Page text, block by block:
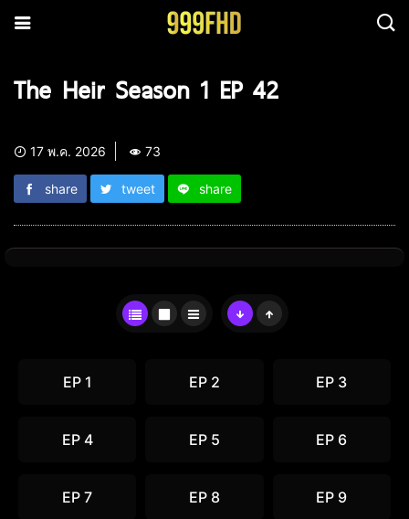
The Heir Season 1 EP 42
17 พ.ค. 2026 73
share tweet share
EP 1 EP 2 EP 3
EP 4 EP 5 EP 6
EP 7 EP 8 EP 9